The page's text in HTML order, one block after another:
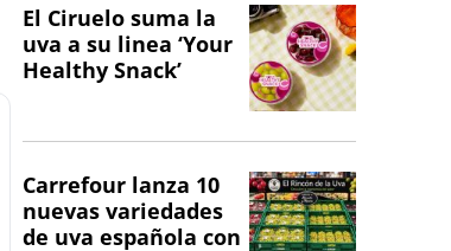
El Ciruelo suma la
uva a su linea ‘Your
Healthy Snack’
Carrefour lanza 10
nuevas variedades
de uva española con